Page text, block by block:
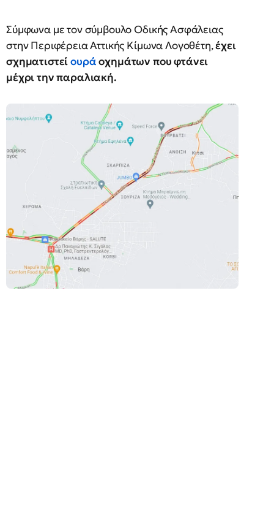
Σύμφωνα με τον σύμβουλο Οδικής Ασφάλειας
στην Περιφέρεια Αττικής Κίμωνα Λογοθέτη,έχει
σχηματιστείουράοχημάτων που φτάνει
μέχρι την παραλιακή.